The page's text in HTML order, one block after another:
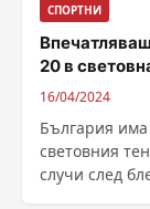
СПОРТНИ
20 в
16/04/2024
България има
световния
случи след